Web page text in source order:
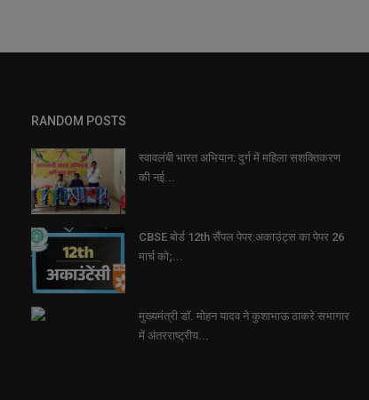
RANDOM POSTS
स्वावलंबी भारत अभियान: दुर्ग में महिला सशक्तिकरण
की नई...
CBSE बोर्ड 12th सैंपल पेपर:अकाउंट्स का पेपर 26
मार्च को;...
मुख्यमंत्री डॉ. मोहन यादव ने कुशाभाऊ ठाकरे सभागार
में अंतरराष्ट्रीय...